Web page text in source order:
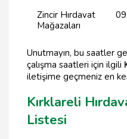
Zincir Hırdavat
Mağazaları
Unutmayın, bu saatler
çalışma saatleri için ilgili
iletişime geçmeniz en
Kırklareli
Listesi